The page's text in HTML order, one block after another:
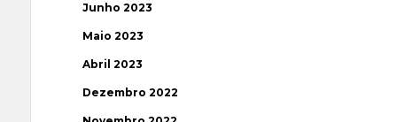
Junho 2023
Maio 2023
Abril 2023
Dezembro 2022